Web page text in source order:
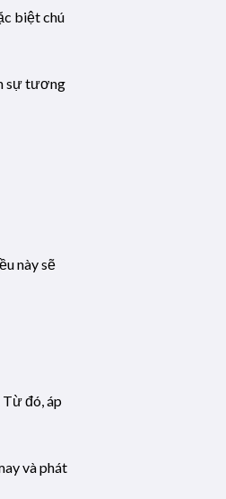
biệt chú
sự tương
này sẽ
Từ đó, áp
và phát